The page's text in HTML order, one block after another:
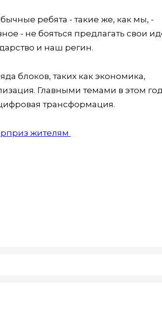
ребята - такие же, как мы, -
- не бояться предлагать свои
и наш регин.
блоков, таких как экономика,
Главными темами в этом
трансформация.
жителям